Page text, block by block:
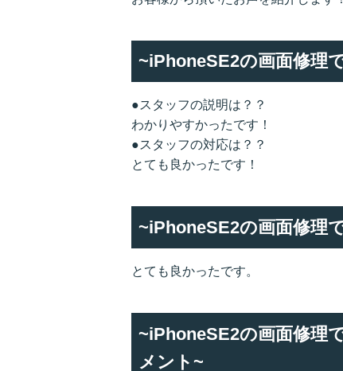
~iPhoneSE2の画面修理
●スタッフの説明は？？
わかりやすかったです！
●スタッフの対応は？？
とても良かったです！
~iPhoneSE2の画面修理
とても良かったです。
~iPhoneSE2の画面修理
メント~